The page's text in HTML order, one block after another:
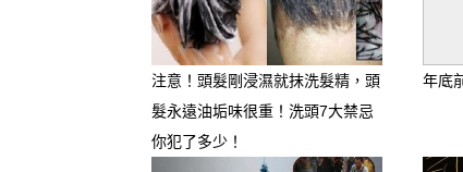
–
–
–
注意！頭髮剛浸濕就抹洗髮精，頭
髮永遠油垢味很重！洗頭7大禁忌
你犯了多少！
年底